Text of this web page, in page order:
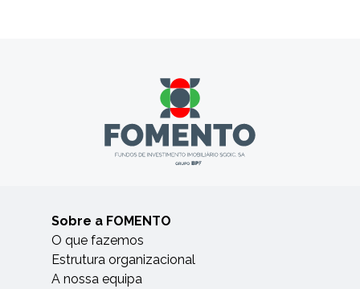
Sobre a FOMENTO
O que fazemos
Estrutura organizacional
A nossa equipa